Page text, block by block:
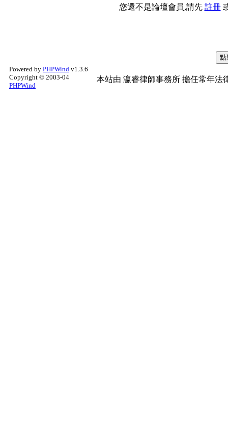
您還不是論壇會員,請先 註冊
Powered by PHPWind v1.3.6
Copyright © 2003-04
PHPWind
本站由 瀛睿律師事務所 擔任常年法